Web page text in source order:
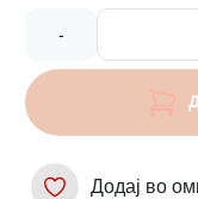
-
Додај во